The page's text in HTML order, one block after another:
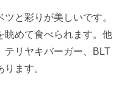
と彩りが美しいです。
眺めて食べられます。他
テリヤキバーガー、BLT
ます。